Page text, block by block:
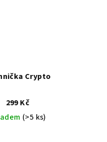
Crypto
299 Kč
(>5 ks)